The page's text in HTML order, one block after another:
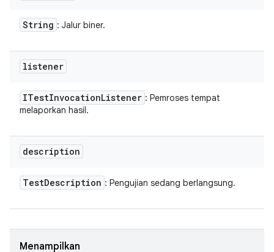
String : Jalur biner.
listener
ITestInvocationListener : Pemroses tempat
melaporkan hasil.
description
TestDescription : Pengujian sedang berlangsung.
Menampilkan